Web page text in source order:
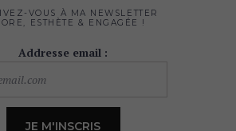
VOUS À MA NEWSLETTER
ESTHÈTE & ENGAGÉE !
Addresse email :